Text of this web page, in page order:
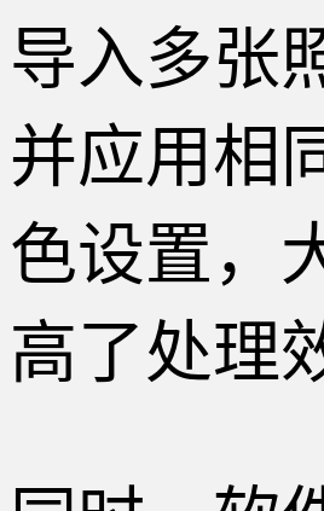
导入多张
并应用相
色设置，
高了处理